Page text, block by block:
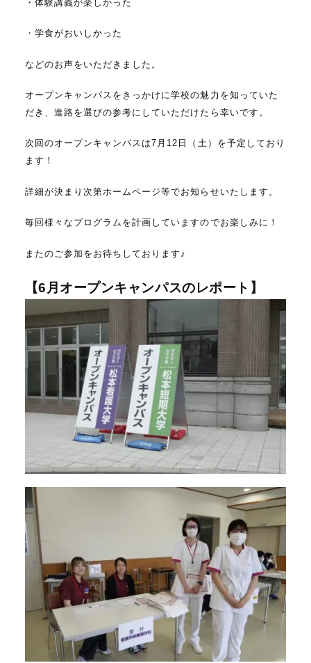
・体験講義が楽しかった
・学食がおいしかった
などのお声をいただきました。
オープンキャンパスをきっかけに学校の魅力を知っていた
だき、進路を選びの参考にしていただけたら幸いです。
次回のオープンキャンパスは7月12日（土）を予定しており
ます！
詳細が決まり次第ホームページ等でお知らせいたします。
毎回様々なプログラムを計画していますのでお楽しみに！
またのご参加をお待ちしております♪
【6月オープンキャンパスのレポート】